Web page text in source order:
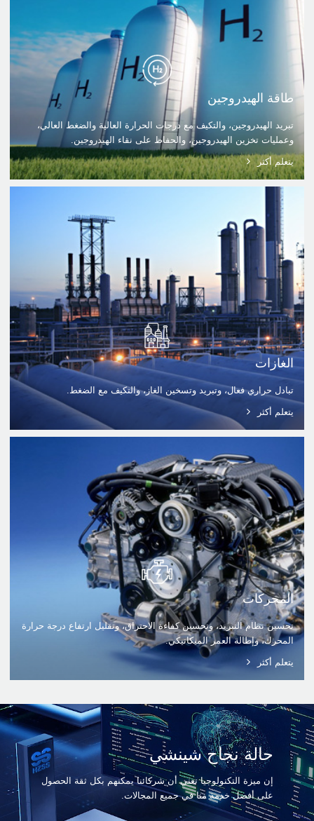
طاقة الهيدروجين
تبريد الهيدروجين، والتكيف مع درجات الحرارة العالية والضغط العالي،
وعمليات تخزين الهيدروجين، والحفاظ على نقاء الهيدروجين.
يتعلم أكثر
الغازات
تبادل حراري فعال، وتبريد وتسخين الغاز، والتكيف مع الضغط.
يتعلم أكثر
المحركات
تحسين نظام التبريد، وتحسين كفاءة الاحتراق، وتقليل ارتفاع درجة حرارة
المحرك، وإطالة العمر الميكانيكي.
يتعلم أكثر
حالة نجاح شينشي
إن ميزة التكنولوجيا تعني أن شركائنا يمكنهم بكل ثقة الحصول
على أفضل خدمة منا في جميع المجالات.